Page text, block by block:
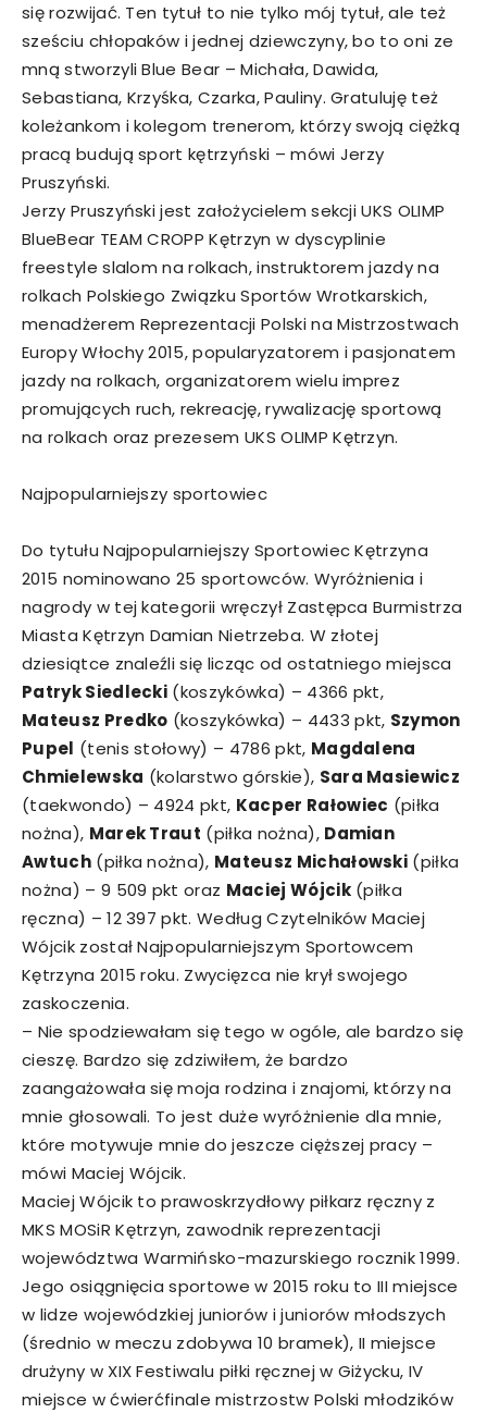
się rozwijać. Ten tytuł to nie tylko mój tytuł, ale też
sześciu chłopaków i jednej dziewczyny, bo to oni ze
mną stworzyli Blue Bear – Michała, Dawida,
Sebastiana, Krzyśka, Czarka, Pauliny. Gratuluję też
koleżankom i kolegom trenerom, którzy swoją ciężką
pracą budują sport kętrzyński – mówi Jerzy
Pruszyński.
Jerzy Pruszyński jest założycielem sekcji UKS OLIMP
BlueBear TEAM CROPP Kętrzyn w dyscyplinie
freestyle slalom na rolkach, instruktorem jazdy na
rolkach Polskiego Związku Sportów Wrotkarskich,
menadżerem Reprezentacji Polski na Mistrzostwach
Europy Włochy 2015, popularyzatorem i pasjonatem
jazdy na rolkach, organizatorem wielu imprez
promujących ruch, rekreację, rywalizację sportową
na rolkach oraz prezesem UKS OLIMP Kętrzyn.
Najpopularniejszy sportowiec
Do tytułu Najpopularniejszy Sportowiec Kętrzyna
2015 nominowano 25 sportowców. Wyróżnienia i
nagrody w tej kategorii wręczył Zastępca Burmistrza
Miasta Kętrzyn Damian Nietrzeba. W złotej
dziesiątce znaleźli się licząc od ostatniego miejsca
Patryk Siedlecki (koszykówka) – 4366 pkt,
Mateusz Predko (koszykówka) – 4433 pkt, Szymon
Pupel (tenis stołowy) – 4786 pkt, Magdalena
Chmielewska (kolarstwo górskie), Sara Masiewicz
(taekwondo) – 4924 pkt, Kacper Rałowiec (piłka
nożna), Marek Traut (piłka nożna), Damian
Awtuch(piłka nożna), Mateusz Michałowski (piłka
nożna) – 9 509 pkt oraz Maciej Wójcik(piłka
ręczna) – 12 397 pkt. Według Czytelników Maciej
Wójcik został Najpopularniejszym Sportowcem
Kętrzyna 2015 roku. Zwycięzca nie krył swojego
zaskoczenia.
– Nie spodziewałam się tego w ogóle, ale bardzo się
cieszę. Bardzo się zdziwiłem, że bardzo
zaangażowała się moja rodzina i znajomi, którzy na
mnie głosowali. To jest duże wyróżnienie dla mnie,
które motywuje mnie do jeszcze cięższej pracy –
mówi Maciej Wójcik.
Maciej Wójcik to prawoskrzydłowy piłkarz ręczny z
MKS MOSiR Kętrzyn, zawodnik reprezentacji
województwa Warmińsko-mazurskiego rocznik 1999.
Jego osiągnięcia sportowe w 2015 roku to III miejsce
w lidze wojewódzkiej juniorów i juniorów młodszych
(średnio w meczu zdobywa 10 bramek), II miejsce
drużyny w XIX Festiwalu piłki ręcznej w Giżycku, IV
miejsce w ćwierćfinale mistrzostw Polski młodzików